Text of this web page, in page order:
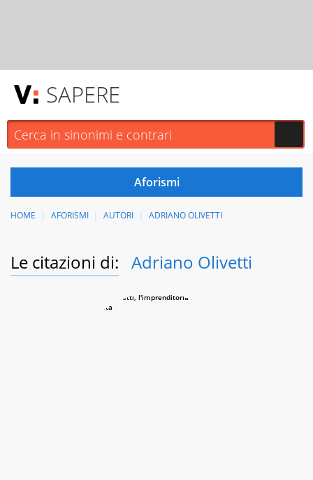
SAPERE
HOME AFORISMI AUTORI ADRIANO OLIVETTI
Le citazioni di: Adriano Olivetti